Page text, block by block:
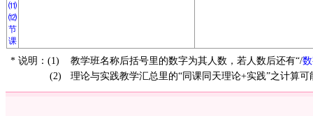
⑾
⑿
节
课
* 说明：(1) 教学班名称后括号里的数字为其人数，若人数后还有“/
(2)
理论与实践教学汇总里的“同课同天理论+实践”之计算